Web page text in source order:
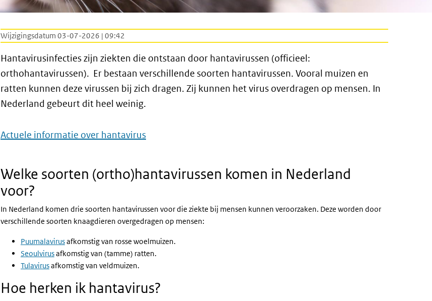
Wijzigingsdatum 03-07-2026 | 09:42
Hantavirusinfecties zijn ziekten die ontstaan door hantavirussen (officieel:
orthohantavirussen). Er bestaan verschillende soorten hantavirussen. Vooral muizen en
ratten kunnen deze virussen bij zich dragen. Zij kunnen het virus overdragen op mensen. In
Nederland gebeurt dit heel weinig.
Actuele informatie over hantavirus
Welke soorten (ortho)hantavirussen komen in Nederland
voor?
In Nederland komen drie soorten hantavirussen voor die ziekte bij mensen kunnen veroorzaken. Deze worden door
verschillende soorten knaagdieren overgedragen op mensen:
Puumalavirusafkomstig van rosse woelmuizen.
Seoulvirusafkomstig van (tamme) ratten.
Tulavirusafkomstig van veldmuizen.
Hoe herken ik hantavirus?